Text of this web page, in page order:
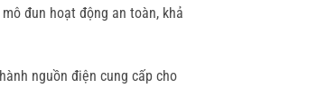
đun hoạt động an toàn, khả
nguồn điện cung cấp cho